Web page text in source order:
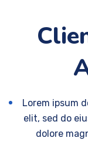
Lorem ipsum
elit, sed do
dolore